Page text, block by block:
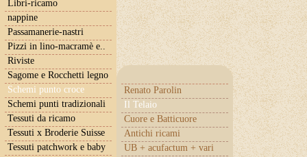
Libri-ricamo
nappine
Passamanerie-nastri
Pizzi in lino-macramè e..
Riviste
Sagome e Rocchetti legno
Schemi punto croce
Renato Parolin
Il Telaio
Cuore e Batticuore
Antichi ricami
UB + acufactum + vari
Schemi punti tradizionali
Tessuti da ricamo
Tessuti x Broderie Suisse
Tessuti patchwork e baby